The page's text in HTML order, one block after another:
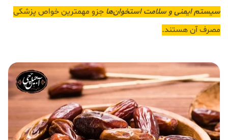
سیستم ایمنی و سلامت استخوان‌ها جزو مهمترین خواص پزشکی
مصرف آن هستند.